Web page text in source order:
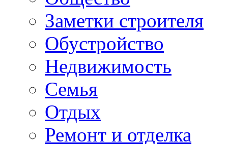
Заметки строителя
Обустройство
Недвижимость
Семья
Отдых
Ремонт и отделка